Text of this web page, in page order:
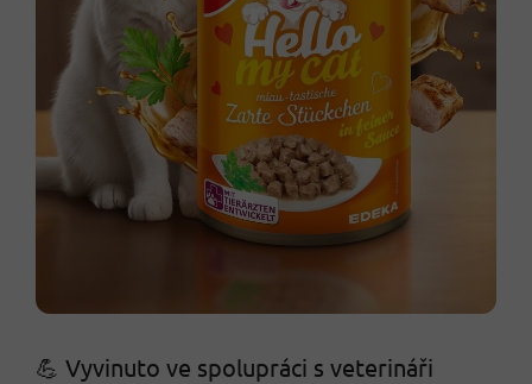
💪 Vyvinuto ve spolupráci s veterináři